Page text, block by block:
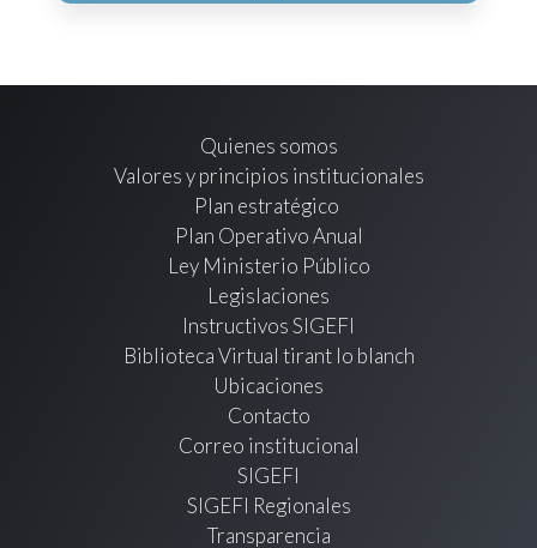
Quienes somos
Valores y principios institucionales
Plan estratégico
Plan Operativo Anual
Ley Ministerio Público
Legislaciones
Instructivos SIGEFI
Biblioteca Virtual tirant lo blanch
Ubicaciones
Contacto
Correo institucional
SIGEFI
SIGEFI Regionales
Transparencia